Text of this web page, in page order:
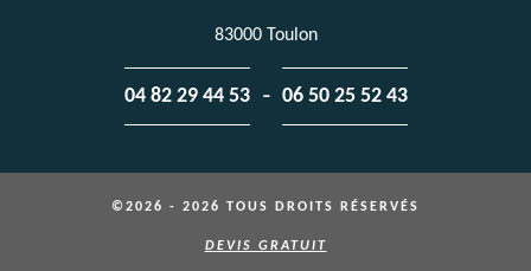
83000 Toulon
04 82 29 44 53 - 06 50 25 52 43
©2026 - 2026 TOUS DROITS RÉSERVÉS
DEVIS GRATUIT